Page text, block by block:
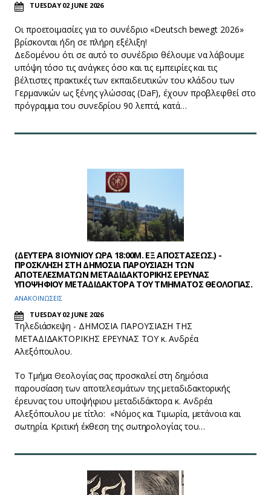
TUESDAY 02 JUNE 2026
Οι προετοιμασίες για το συνέδριο «Deutsch bewegt 2026»
βρίσκονται ήδη σε πλήρη εξέλιξη!
Δεδομένου ότι σε αυτό το συνέδριο θέλουμε να λάβουμε
υπόψη τόσο τις ανάγκες όσο και τις εμπειρίες και τις
βέλτιστες πρακτικές των εκπαιδευτικών του κλάδου των
Γερμανικών ως ξένης γλώσσας (DaF), έχουν προβλεφθεί στο
πρόγραμμα του συνεδρίου 90 λεπτά, κατά…
(ΔΕΥΤΕΡΑ 8 ΙΟΥΝΙΟΥ ΩΡΑ 18:00Μ. ΕΞ ΑΠΟΣΤΑΣΕΩΣ.) -
ΠΡΟΣΚΛΗΣΗ ΣΤΗ ΔΗΜΟΣΙΑ ΠΑΡΟΥΣΙΑΣΗ ΤΩΝ
ΑΠΟΤΕΛΕΣΜΑΤΩΝ ΜΕΤΑΔΙΔΑΚΤΟΡΙΚΗΣ ΕΡΕΥΝΑΣ
ΥΠΟΨΗΦΙΟΥ ΜΕΤΑΔΙΔΑΚΤΟΡΑ ΤΟΥ ΤΜΗΜΑΤΟΣ ΘΕΟΛΟΓΙΑΣ.
ΑΝΑΚΟΙΝΩΣΕΙΣ
TUESDAY 02 JUNE 2026
Tηλεδιάσκεψη - ΔΗΜΟΣΙΑ ΠΑΡΟΥΣΙΑΣΗ ΤΗΣ
ΜΕΤΑΔΙΔΑΚΤΟΡΙΚΗΣ ΕΡΕΥΝΑΣ ΤΟΥ κ. Ανδρέα
Αλεξόπουλου.
Το Τμήμα Θεολογίας σας προσκαλεί στη δημόσια
παρουσίαση των αποτελεσμάτων της μεταδιδακτορικής
έρευνας του υποψήφιου μεταδιδάκτορα κ. Ανδρέα
Αλεξόπουλου με τίτλο: «Νόμος και Τιμωρία, μετάνοια και
σωτηρία. Κριτική έκθεση της σωτηρολογίας του…